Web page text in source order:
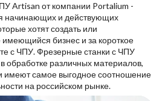
Artisan от компании Portalium -
начинающих и действующих
хотят создать или
имеющийся бизнес и за короткое
с ЧПУ. Фрезерные станки с ЧПУ
обработке различных материалов,
имеют самое выгодное соотношение
на российском рынке.